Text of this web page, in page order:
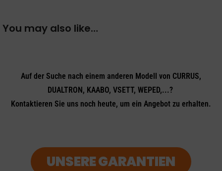
You may also like…
Auf der Suche nach einem anderen Modell von CURRUS,
DUALTRON, KAABO, VSETT, WEPED,...?
Kontaktieren Sie uns noch heute, um ein Angebot zu erhalten.
UNSERE GARANTIEN